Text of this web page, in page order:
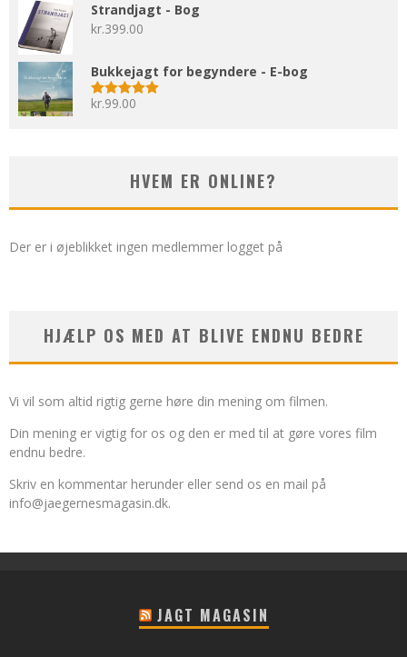
Strandjagt - Bog
kr.399.00
Bukkejagt for begyndere - E-bog
Vurderet
kr.99.00
HVEM ER ONLINE?
Der er i øjeblikket ingen medlemmer logget på
HJÆLP OS MED AT BLIVE ENDNU BEDRE
Vi vil som altid rigtig gerne høre din mening om filmen.
Din mening er vigtig for os og den er med til at gøre vores film
endnu bedre.
Skriv en kommentar herunder eller send os en mail på
info@jaegernesmagasin.dk.
JAGT MAGASIN